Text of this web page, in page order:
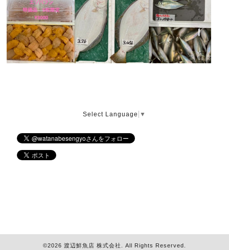
Select Language ▼
©2026 渡辺鮮魚店 株式会社 . All Rights Reserved.